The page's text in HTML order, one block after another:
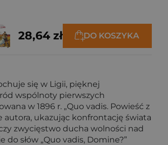
28,64 zł DO KOSZYKA
się w Ligii, pięknej
wspólnoty pierwszych
w 1896 r. „Quo vadis. Powieść z
ukazując konfrontację świata
zwycięstwo ducha wolności nad
słów „Quo vadis, Domine?”